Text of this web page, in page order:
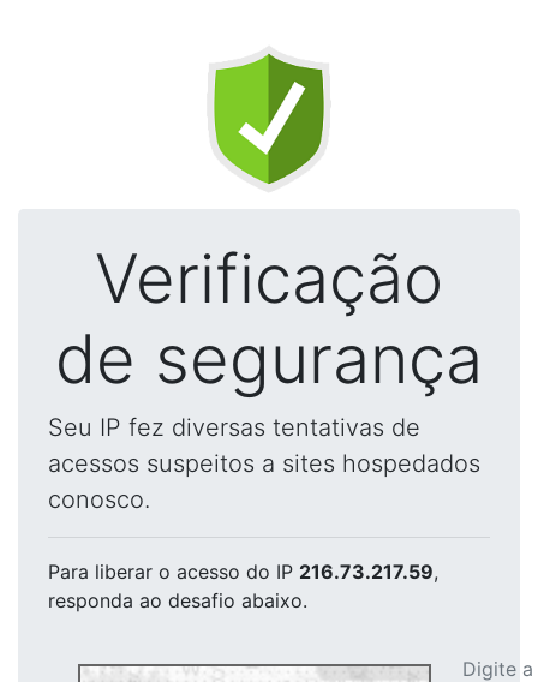
Verificação
de segurança
Seu IP fez diversas tentativas de
acessos suspeitos a sites hospedados
conosco.
Para liberar o acesso do IP 216.73.217.59,
responda ao desafio abaixo.
Digite